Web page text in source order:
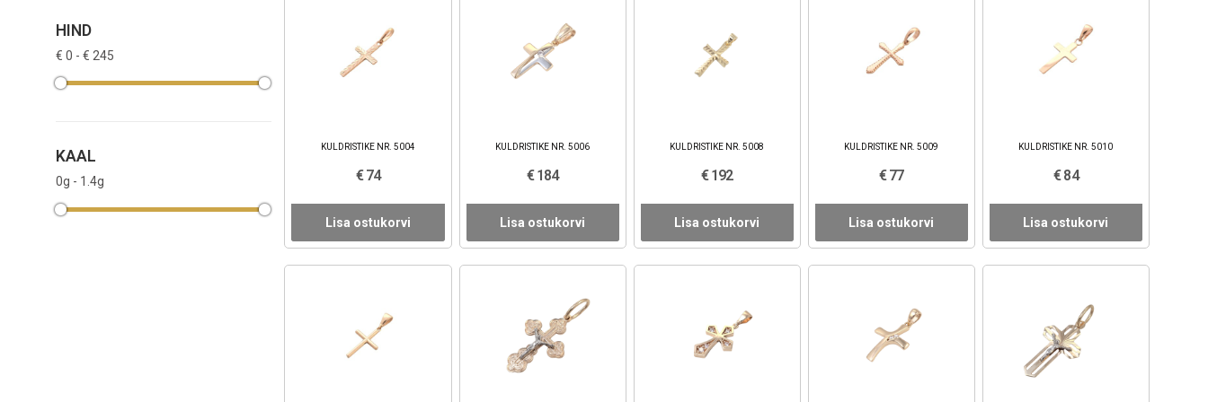
HIND
€ 0 - € 245
KAAL
0g - 1.4g
KULDRISTIKE NR. 5004
€ 74
Lisa ostukorvi
KULDRISTIKE NR. 5006
€ 184
Lisa ostukorvi
KULDRISTIKE NR. 5008
€ 192
Lisa ostukorvi
KULDRISTIKE NR. 5009
€ 77
Lisa ostukorvi
KULDRISTIKE NR. 5010
€ 84
Lisa ostukorvi